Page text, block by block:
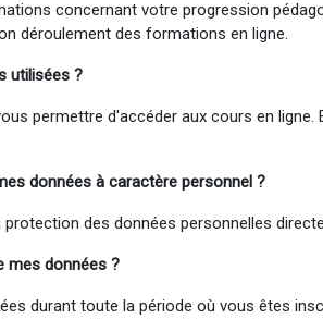
concernant votre progression
déroulement des formations en ligne.
utilisées ?
permettre d'accéder aux cours en
données à caractère personnel ?
des données personnelles
mes données ?
durant toute la période où vous êtes